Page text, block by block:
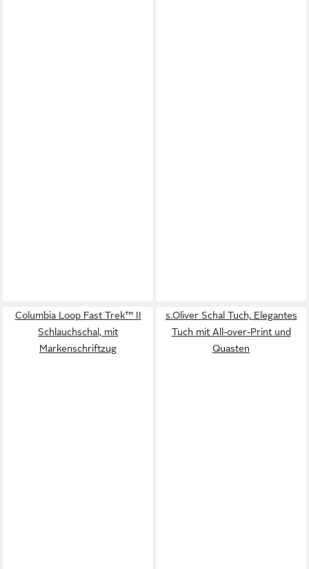
Columbia Loop Fast Trek™ II
Schlauchschal, mit
Markenschriftzug
s.Oliver Schal Tuch, Elegantes
Tuch mit All-over-Print und
Quasten